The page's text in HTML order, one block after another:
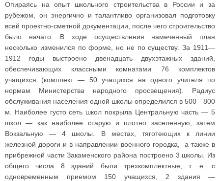
Опираясь на опыт школьного строительства в России и за
рубежом, он энергично и талантливо организовал подготовку
всей проектно-сметной документации, после чего строительство
было начато. В ходе осуществления намеченный план
несколько изменился по форме, но не по существу. За 1911—
1912 годы выстроено двенадцать двухэтажных зданий,
обеспечивающих классными комнатами 76 комплектов
учащихся (комплект — 50 учащихся на одного учителя по
нормам Министерства народного просвещения). Радиус
обслуживания населения одной школы определился в 500—800
м. Наиболее густо сеть школ покрыла Центральную часть — 5
школ — как наиболее старую и плотно заселенную; затем
Вокзальную — 4 школы. В местах, тяготеющих к линии
железной дороги и в направлении военного городка, а также в
прибрежной части Закаменского района построено 3 школы. Из
общего числа 8 зданий были трехкомплектные, т. е. с
одновременным приемом 150 учащихся, 2 здания —